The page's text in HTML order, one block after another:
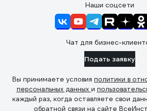
Наши соцсети
Чат для бизнес-
Подать заявку
Вы принимаете условия политики в
персональных данных и
каждый раз, когда оставляете свои
обратной связи на сайте